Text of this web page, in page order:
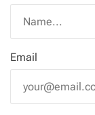
Email